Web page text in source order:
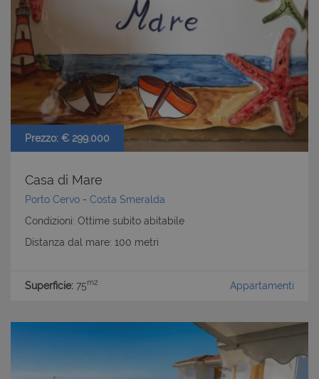
Prezzo: € 299.000
Casa di Mare
Porto Cervo - Costa Smeralda
Condizioni: Ottime subito abitabile
Distanza dal mare: 100 metri
Superficie: 75m2 Appartamenti